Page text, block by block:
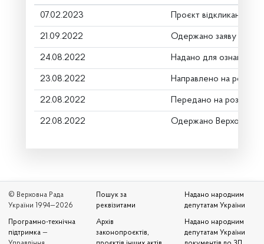
07.02.2023 Проєкт відкликано
21.09.2022 Одержано заяву про
24.08.2022 Надано для
23.08.2022 Направлено на
22.08.2022 Передано на розгляд
22.08.2022 Одержано Верховною
© Верховна Рада
України 1994—2026
Програмно-технічна
підтримка —
Пошук за
реквізитами
Архів
законопроєктів,
Надано народним
депутатам України
Надано народним
депутатам України